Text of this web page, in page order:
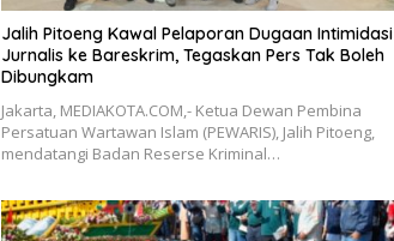
Jalih Pitoeng Kawal Pelaporan Dugaan Intimidasi
Jurnalis ke Bareskrim, Tegaskan Pers Tak Boleh
Dibungkam
Jakarta, MEDIAKOTA.COM,- Ketua Dewan Pembina
Persatuan Wartawan Islam (PEWARIS), Jalih Pitoeng,
mendatangi Badan Reserse Kriminal…